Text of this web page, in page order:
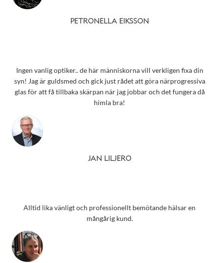
PETRONELLA EIKSSON
Ingen vanlig optiker.. de här människorna vill verkligen fixa din
syn! Jag är guldsmed och gick just rådet att göra närprogressiva
glas för att få tillbaka skärpan när jag jobbar och det fungera då
himla bra!
JAN LILJERO
Alltid lika vänligt och professionellt bemötande hälsar en
mångårig kund.